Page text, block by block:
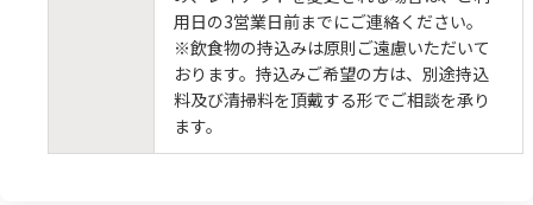
用日の3営業日前までにご連絡ください。
※飲食物の持込みは原則ご遠慮いただいて
おります。持込みご希望の方は、別途持込
料及び清掃料を頂戴する形でご相談を承り
ます。